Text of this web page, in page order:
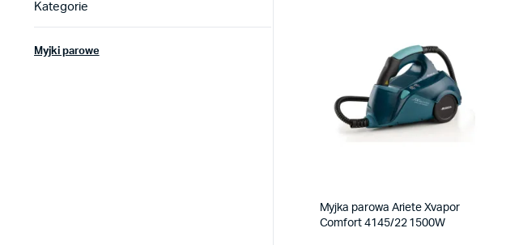
Myjka parowa Ariete Xvapor
Comfort 4145/22 1500W
Kategorie
Myjki parowe